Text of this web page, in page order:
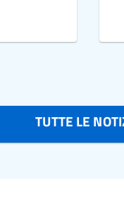
TUTTE LE